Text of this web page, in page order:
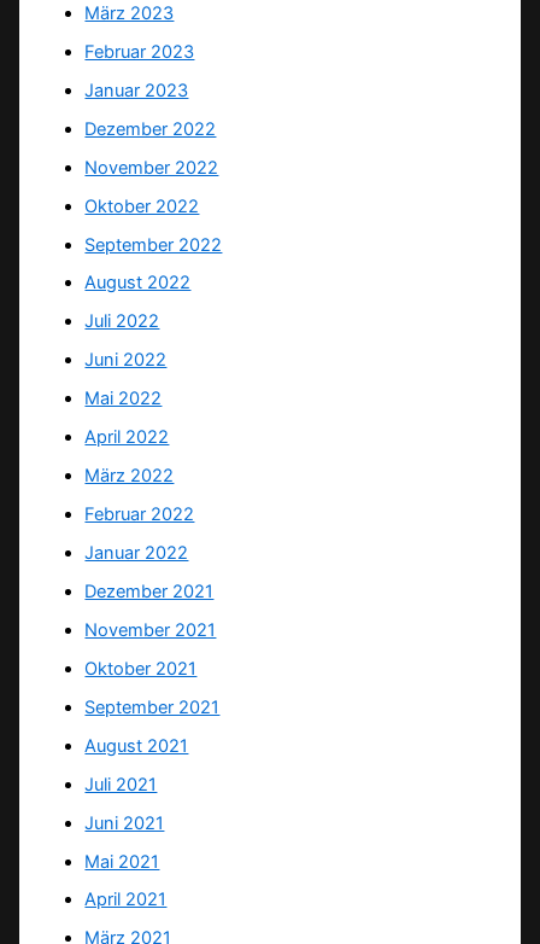
März 2023
Februar 2023
Januar 2023
Dezember 2022
November 2022
Oktober 2022
September 2022
August 2022
Juli 2022
Juni 2022
Mai 2022
April 2022
März 2022
Februar 2022
Januar 2022
Dezember 2021
November 2021
Oktober 2021
September 2021
August 2021
Juli 2021
Juni 2021
Mai 2021
April 2021
März 2021